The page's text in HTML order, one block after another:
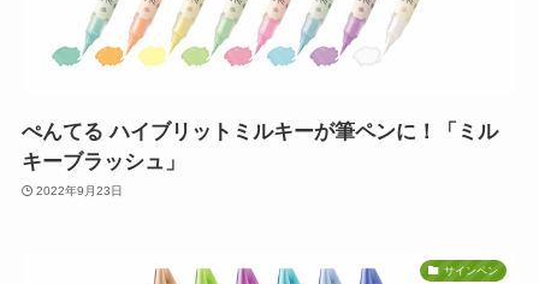
ぺんてる ハイブリットミルキーが筆ペンに！「ミル
キーブラッシュ」
2022年9月23日
サインペン